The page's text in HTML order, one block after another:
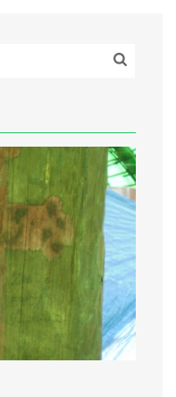
v Choceradech z.s.
RSS